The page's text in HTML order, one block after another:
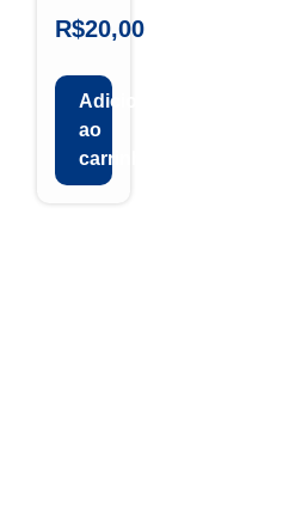
R$20,00
Adicionar
ao
carrinho